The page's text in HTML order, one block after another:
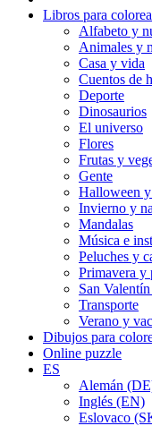
Libros para
Alfabeto y
Animales y
Casa y vida
Cuentos de
Deporte
Dinosaurios
El universo
Flores
Frutas y
Gente
Halloween
Invierno y
Mandalas
Música e
Peluches y
Primavera y
San
Transporte
Verano y
Dibujos para
Online puzzle
ES
Alemán
Inglés (EN)
Eslovaco